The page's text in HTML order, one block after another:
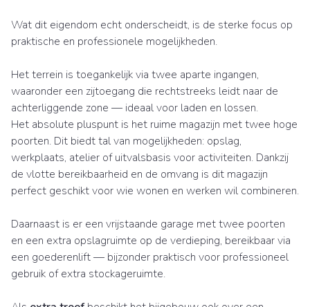
Wat dit eigendom echt onderscheidt, is de sterke focus op
praktische en professionele mogelijkheden.
Het terrein is toegankelijk via twee aparte ingangen,
waaronder een zijtoegang die rechtstreeks leidt naar de
achterliggende zone — ideaal voor laden en lossen.
Het absolute pluspunt is het ruime magazijn met twee hoge
poorten. Dit biedt tal van mogelijkheden: opslag,
werkplaats, atelier of uitvalsbasis voor activiteiten. Dankzij
de vlotte bereikbaarheid en de omvang is dit magazijn
perfect geschikt voor wie wonen en werken wil combineren.
Daarnaast is er een vrijstaande garage met twee poorten
en een extra opslagruimte op de verdieping, bereikbaar via
een goederenlift — bijzonder praktisch voor professioneel
gebruik of extra stockageruimte.